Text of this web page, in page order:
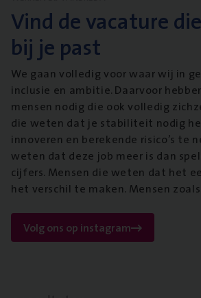
Vind de vacature
bij je past
We gaan volledig voor waar wij in
inclusie en ambitie. Daarvoor
mensen nodig die ook volledig
die weten dat je stabiliteit nodig
innoveren en berekende risico’s te
weten dat deze job meer is dan
cijfers. Mensen die weten dat het
het verschil te maken. Mensen
Volg ons op instagram